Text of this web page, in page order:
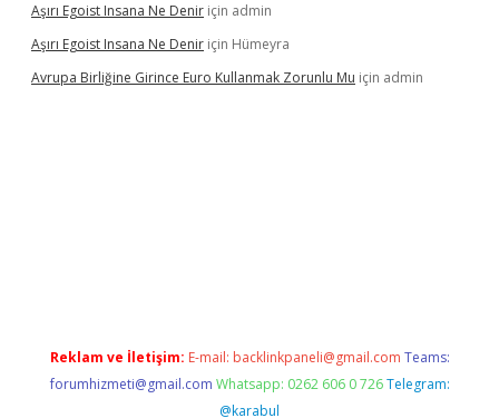
Aşırı Egoist Insana Ne Denir için admin
Aşırı Egoist Insana Ne Denir için Hümeyra
Avrupa Birliğine Girince Euro Kullanmak Zorunlu Mu için admin
Reklam ve İletişim: E-mail: backlinkpaneli@gmail.com Teams:
forumhizmeti@gmail.com Whatsapp: 0262 606 0 726 Telegram:
@karabul